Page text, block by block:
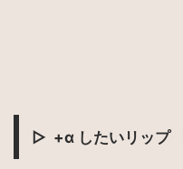
▷ +α したいリップ